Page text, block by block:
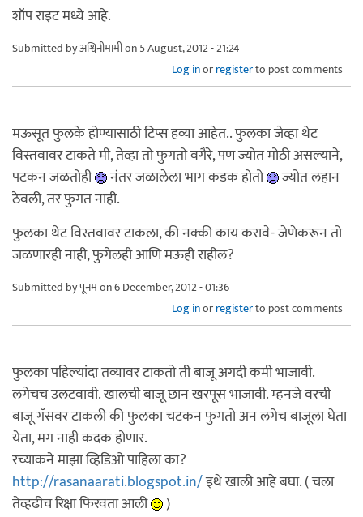
शॉप राइट मध्ये आहे.
Submitted byअश्विनीमामीon 5 August, 2012 - 21:24
Log inorregisterto post comments
मऊसूत फुलके होण्यासाठी टिप्स हव्या आहेत.. फुलका जेव्हा थेट
विस्तवावर टाकते मी, तेव्हा तो फुगतो वगैरे, पण ज्योत मोठी असल्याने,
पटकन जळतोही
नंतर जळालेला भाग कडक होतो
ज्योत लहान
ठेवली, तर फुगत नाही.
फुलका थेट विस्तवावर टाकला, की नक्की काय करावे- जेणेकरून तो
जळणारही नाही, फुगेलही आणि मऊही राहील?
Submitted byपूनमon 6 December, 2012 - 01:36
Log inorregisterto post comments
फुलका पहिल्यांदा तव्यावर टाकतो ती बाजू अगदी कमी भाजावी.
लगेचच उलटवावी. खालची बाजू छान खरपूस भाजावी. म्हनजे वरची
बाजू गॅसवर टाकली की फुलका चटकन फुगतो अन लगेच बाजूला घेता
येता, मग नाही कदक होणार.
रच्याकने माझा व्हिडिओ पाहिला का?
http://rasanaarati.blogspot.in/इथे खाली आहे बघा. ( चला
तेव्हढीच रिक्षा फिरवता आली
)